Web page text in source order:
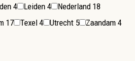
4 Leiden 4 Nederland 18
17 Texel 4 Utrecht 5 Zaandam 4